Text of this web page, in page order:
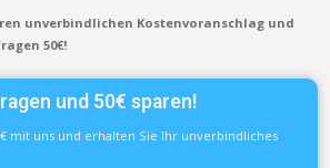
unverbindlichen Kostenvoranschlag und
50€!
und 50€ sparen!
mit uns und erhalten Sie Ihr unverbindliches